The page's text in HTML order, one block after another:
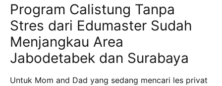
Program Calistung Tanpa
Stres dari Edumaster Sudah
Menjangkau Area
Jabodetabek dan Surabaya
Untuk Mom and Dad yang sedang mencari les privat